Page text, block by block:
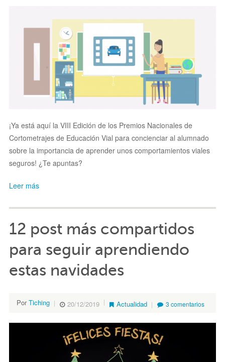
¡Ya está aquí la VIII Edición de los Premios Nacionales de
Cortometrajes de Educación Vial para concienciar al alumnado
sobre la importancia de aprender unos comportamientos viales
seguros! ¿Te apuntas?
Leer más
12 post más compartidos
para seguir aprendiendo
estas navidades
PorTiching 20/12/2019 Actualidad 3 comentarios